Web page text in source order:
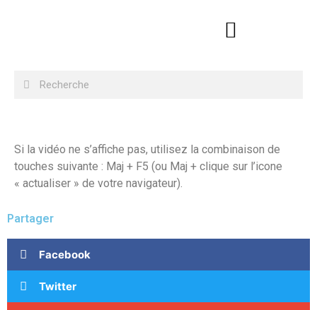
Si la vidéo ne s’affiche pas, utilisez la combinaison de
touches suivante : Maj + F5 (ou Maj + clique sur l’icone
« actualiser » de votre navigateur).
Partager
Facebook
Twitter